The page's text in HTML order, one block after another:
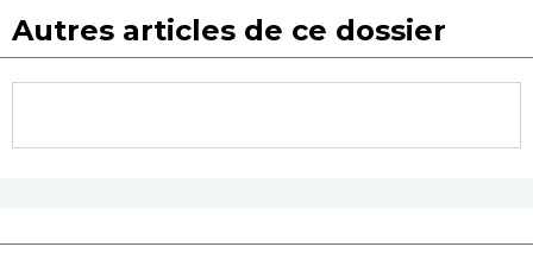
Autres articles de ce dossier